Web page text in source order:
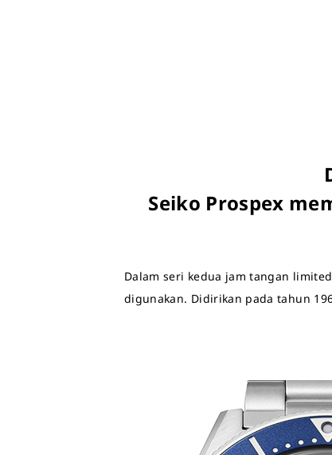
Seiko Prospex
Dalam seri kedua jam tangan
digunakan. Didirikan pada tahun